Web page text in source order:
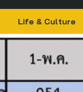
Life & Culture